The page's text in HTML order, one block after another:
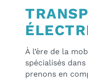
À l’ère de la
spécialisés dans
prenons en